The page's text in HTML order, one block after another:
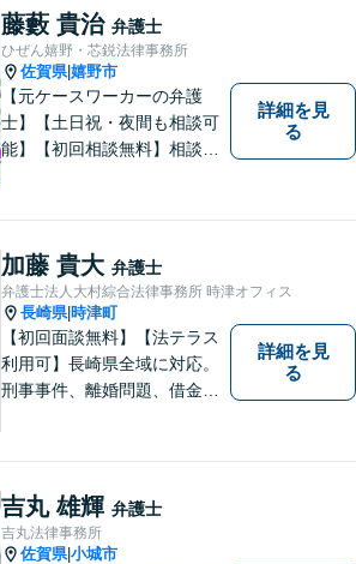
法書士などとも連携しワンス
トップで解決。難事件には他
弁護士と協力も。元調停委
員。
藤藪 貴治 弁護士
ひぜん嬉野・芯鋭法律事務所
佐賀県|嬉野市
【元ケースワーカーの弁護
士】【土日祝・夜間も相談可
能】【初回相談無料】相談者
します。相続／離婚・男女問
題／交通事故／債務整理／労
働問題など幅広く対応可能で
す。
詳細を見
る
加藤 貴大 弁護士
弁護士法人大村綜合法律事務所 時津オフィス
長崎県|時津町
【初回面談無料】【法テラス
利用可】長崎県全域に対応。
刑事事件、離婚問題、借金・
い丁寧にサポートいたしま
す。どんな些細なことでも構
いません。お気軽にご相談く
ださい【完全個室】
詳細を見
る
吉丸 雄輝 弁護士
吉丸法律事務所
佐賀県|小城市